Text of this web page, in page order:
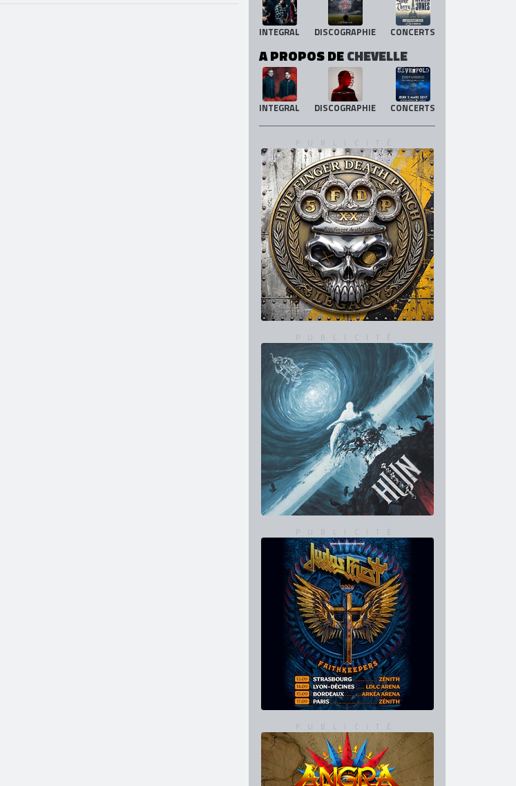
A PROPOS DEBLACK STONE
CHERRY
INTEGRAL DISCOGRAPHIE CONCERTS
A PROPOS DECHEVELLE
INTEGRAL DISCOGRAPHIE CONCERTS